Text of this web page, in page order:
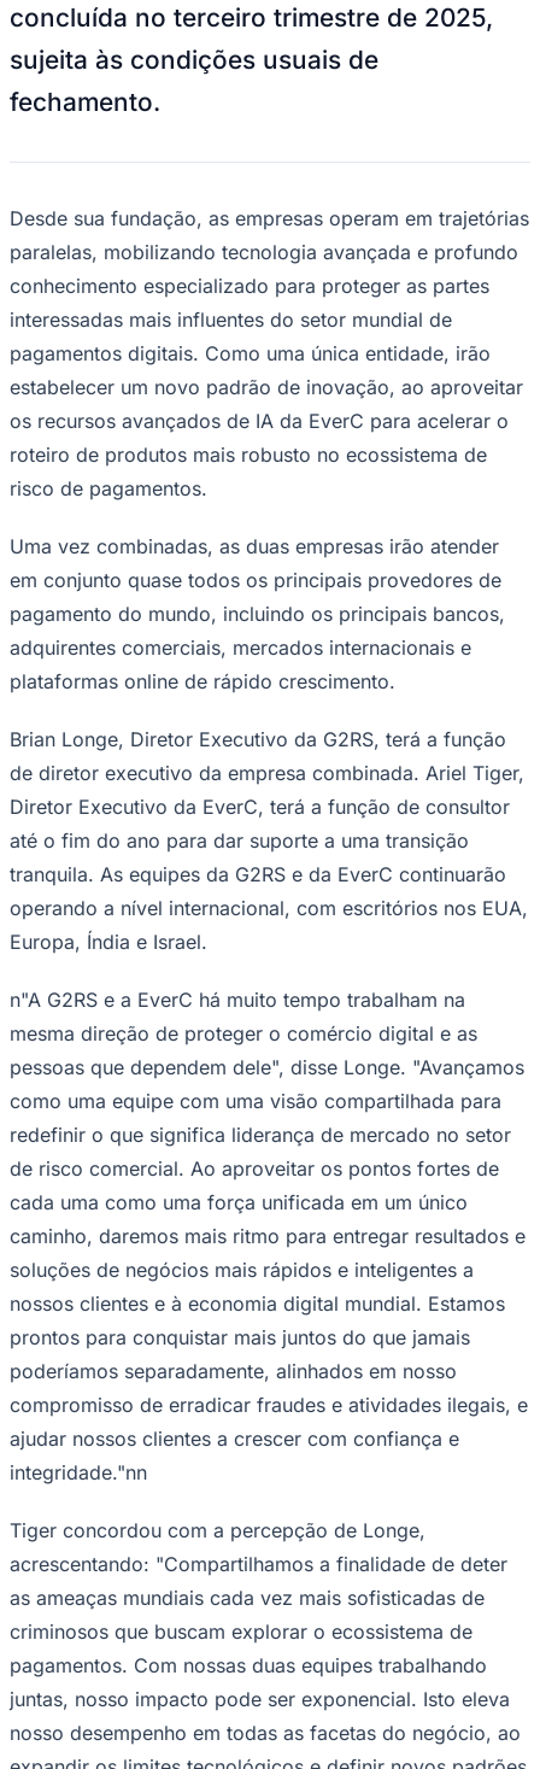
Hospitais Estaduais
Santana de Parnaíba
Anuncie Regional
Guia de Empresas
Vagas na RegiãoNovo
Hub de Negócios
Guia Comercial
Portal Educacional
Agenda de Vestibulares
Concursos
Panorama Econômico
Para Sua Empresa
Anuncie no Portal
Verificar EmpresaNovo
Publicidade Legal
Fórmula 1
UFC
Tênis (ATP)
MLB
NHL
Atletismo
Vôlei
Competições de Futebol
Brasileirão Série B
Copa do Brasil
Libertadores
Sul-Americana
Copa América
Champions League
Premier League
La Liga
Mundial 2026
concluída no terceiro trimestre de 2025,
sujeita às condições usuais de
fechamento.
Desde sua fundação, as empresas operam em trajetórias
paralelas, mobilizando tecnologia avançada e profundo
conhecimento especializado para proteger as partes
interessadas mais influentes do setor mundial de
pagamentos digitais. Como uma única entidade, irão
estabelecer um novo padrão de inovação, ao aproveitar
os recursos avançados de IA da EverC para acelerar o
roteiro de produtos mais robusto no ecossistema de
risco de pagamentos.
Uma vez combinadas, as duas empresas irão atender
em conjunto quase todos os principais provedores de
pagamento do mundo, incluindo os principais bancos,
adquirentes comerciais, mercados internacionais e
plataformas online de rápido crescimento.
Brian Longe, Diretor Executivo da G2RS, terá a função
de diretor executivo da empresa combinada. Ariel Tiger,
Diretor Executivo da EverC, terá a função de consultor
até o fim do ano para dar suporte a uma transição
tranquila. As equipes da G2RS e da EverC continuarão
operando a nível internacional, com escritórios nos EUA,
Europa, Índia e Israel.
n"A G2RS e a EverC há muito tempo trabalham na
mesma direção de proteger o comércio digital e as
pessoas que dependem dele", disse Longe. "Avançamos
como uma equipe com uma visão compartilhada para
redefinir o que significa liderança de mercado no setor
de risco comercial. Ao aproveitar os pontos fortes de
cada uma como uma força unificada em um único
caminho, daremos mais ritmo para entregar resultados e
soluções de negócios mais rápidos e inteligentes a
nossos clientes e à economia digital mundial. Estamos
prontos para conquistar mais juntos do que jamais
poderíamos separadamente, alinhados em nosso
compromisso de erradicar fraudes e atividades ilegais, e
ajudar nossos clientes a crescer com confiança e
integridade."nn
Tiger concordou com a percepção de Longe,
acrescentando: "Compartilhamos a finalidade de deter
as ameaças mundiais cada vez mais sofisticadas de
criminosos que buscam explorar o ecossistema de
pagamentos. Com nossas duas equipes trabalhando
juntas, nosso impacto pode ser exponencial. Isto eleva
nosso desempenho em todas as facetas do negócio, ao